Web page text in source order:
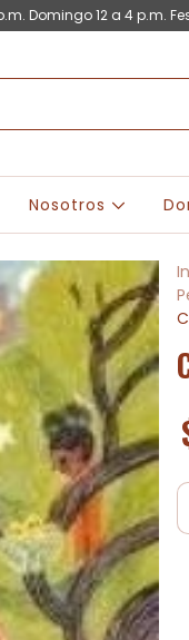
Domingo 12 a 4 p.m.
Nosotros